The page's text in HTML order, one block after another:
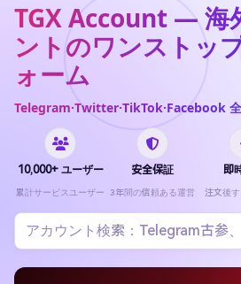
TGX Account — 海
ントのワンストッ
ォーム
Telegram·Twitter·TikTok·Facebook
10,000+ ユーザー
累計サービスユーザー
安全保証
3年間の信頼ある運営
即
注文後